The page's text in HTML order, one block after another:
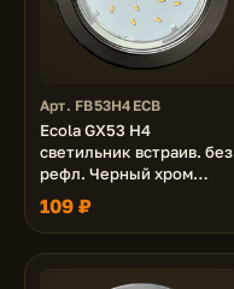
Арт. FB53H4ECB
Ecola GX53 H4
светильник встраив. без
рефл. Черный хром
38x106 (к+)
109 ₽